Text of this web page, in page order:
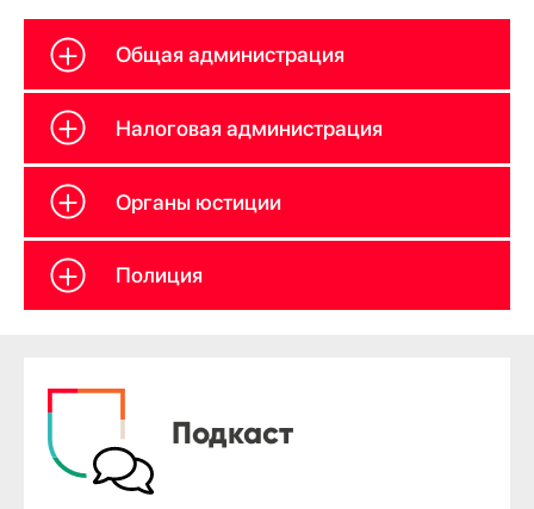
Общая администрация
Налоговая администрация
Органы юстиции
Полиция
Подкаст